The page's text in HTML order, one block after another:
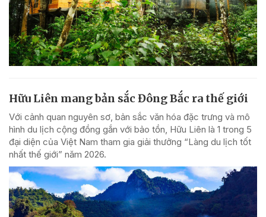
Hữu Liên mang bản sắc Đông Bắc ra thế giới
Với cảnh quan nguyên sơ, bản sắc văn hóa đặc trưng và mô
hình du lịch cộng đồng gắn với bảo tồn, Hữu Liên là 1 trong 5
đại diện của Việt Nam tham gia giải thưởng “Làng du lịch tốt
nhất thế giới” năm 2026.